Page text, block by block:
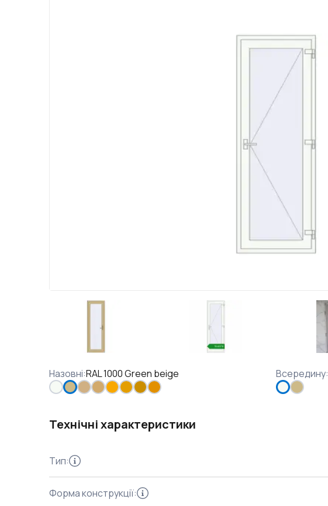
Назовні:RAL 1000 Green beige Всередину:
Технічні характеристики
Тип:
Форма конструкції: